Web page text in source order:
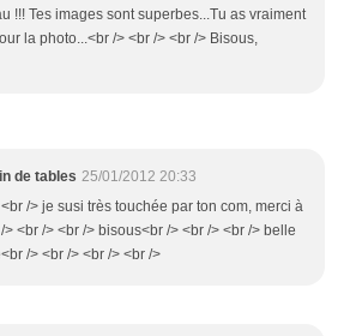
!!! Tes images sont superbes...Tu as vraiment
la photo...<br /> <br /> <br /> Bisous,
de tables 25/01/2012 20:33
/> je susi très touchée par ton com, merci à
> <br /> <br /> bisous<br /> <br /> <br /> belle
/> <br /> <br /> <br />